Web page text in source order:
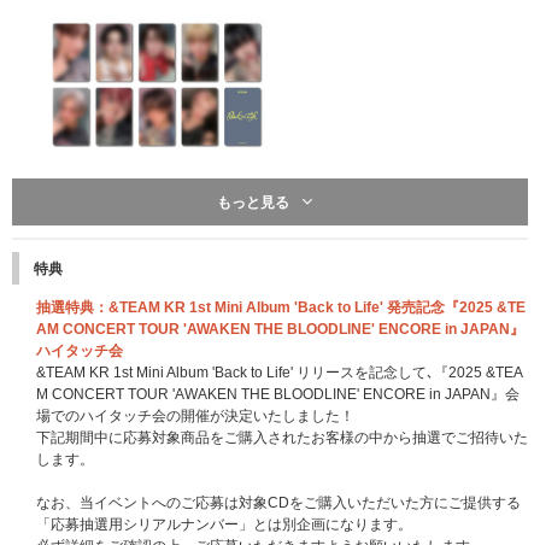
先着特典：応募抽選用シリアルナンバー
入につき「応募抽選用シリアルナンバー」を1つ差し上げます。
※3形態セット購入の場合は「応募抽選用シリアルナンバー」を3点、9形態
セットの場合は9点、12形態セットの場合は12点差し上げます。
※「応募抽選用シリアルナンバー」は商品と同梱してお送りいたします｡CD
(商品)本体には封入されておりませんのでご注意ください｡
※「応募抽選用シリアルナンバー」は先着です。無くなり次第予告なく配布
終了になります。
■応募期間
もっと見る
特典
抽選特典：&TEAM KR 1st Mini Album 'Back to Life' 発売記念『2025 &TE
AM CONCERT TOUR 'AWAKEN THE BLOODLINE' ENCORE in JAPAN』
ハイタッチ会
&TEAM KR 1st Mini Album 'Back to Life' リリースを記念して､『2025 &TEA
M CONCERT TOUR 'AWAKEN THE BLOODLINE' ENCORE in JAPAN』会
場でのハイタッチ会の開催が決定いたしました！
下記期間中に応募対象商品をご購入されたお客様の中から抽選でご招待いた
します。
なお、当イベントへのご応募は対象CDをご購入いただいた方にご提供する
「応募抽選用シリアルナンバー」とは別企画になります。